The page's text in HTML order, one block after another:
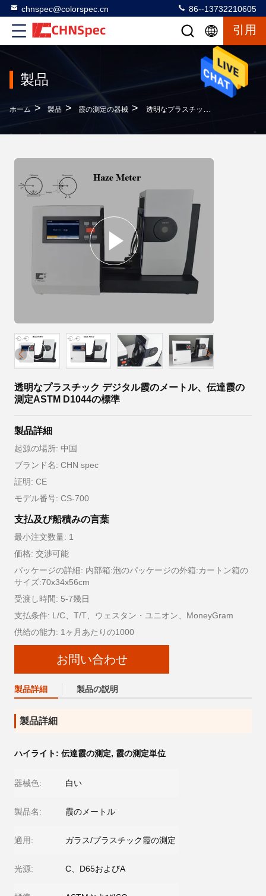
chnspec@colorspec.cn 86--13732210605
引用
製品
ホーム > 製品 > 霞の測定の器械 > 透明なプラスチック デジタル霞のメートル、伝達霞の測定ASTM D1044の標準
透明なプラスチック デジタル霞のメートル、伝達霞の
測定ASTM D1044の標準
製品詳細
起源の場所: 中国
ブランド名: CHN spec
証明: CE
モデル番号: CS-700
支払及び船積みの言葉
最小注文数量: 1
価格: 交渉可能
パッケージの詳細: 内部箱:泡のパッケージの外箱:カートン箱の
サイズ:70x34x56cm
受渡し時間: 5-7幾日
支払条件: L/C、T/T、ウェスタン・ユニオン、MoneyGram
供給の能力: 1ヶ月あたりの1000
お問い合わせ
製品詳細 製品の説明
製品詳細
ハイライト: 伝達霞の測定, 霞の測定単位
器械色: 白い
製品名: 霞のメートル
適用: ガラス/プラスチック霞の測定
光源: C、D65およびA